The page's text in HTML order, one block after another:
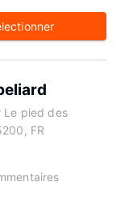
Le pied des
FR